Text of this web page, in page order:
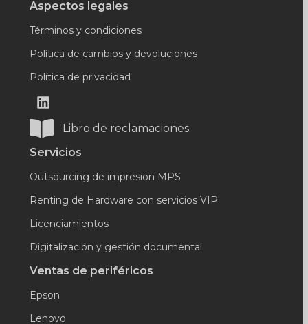
Aspectos legales
Términos y condiciones
Política de cambios y devoluciones
Política de privacidad
Libro de reclamaciones
Servicios
Outsourcing de impresion MPS
Renting de Hardware con servicios VIP
Licenciamientos
Digitalización y gestión documental
Ventas de periféricos
Epson
Lenovo